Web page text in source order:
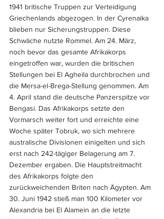
1941 britische Truppen zur Verteidigung
Griechenlands abgezogen. In der Cyrenaika
blieben nur Sicherungstruppen. Diese
Schwäche nutzte Rommel. Am 24. März,
noch bevor das gesamte Afrikakorps
eingetroffen war, wurden die britischen
Stellungen bei El Agheila durchbrochen und
die Mersa-el-Brega-Stellung genommen. Am
4. April stand die deutsche Panzerspitze vor
Bengasi. Das Afrikakorps setzte den
Vormarsch weiter fort und erreichte eine
Woche später Tobruk, wo sich mehrere
australische Divisionen einigelten und sich
erst nach 242-tägiger Belagerung am 7.
Dezember ergaben. Die Hauptstreitmacht
des Afrikakorps folgte den
zurückweichenden Briten nach Ägypten. Am
30. Juni 1942 stieß man 100 Kilometer vor
Alexandria bei El Alamein an die letzte